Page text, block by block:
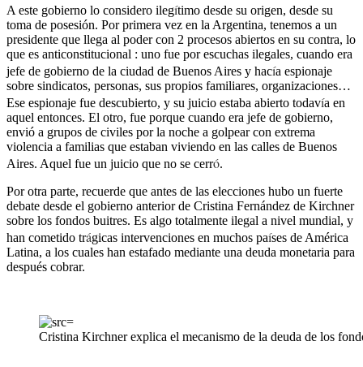
A este gobierno lo considero ilegítimo desde su origen, desde su
toma de posesión. Por primera vez en la Argentina, tenemos a un
presidente que llega al poder con 2 procesos abiertos en su contra, lo
que es anticonstitucional : uno fue por escuchas ilegales, cuando era
jefe de gobierno de la ciudad de Buenos Aires y hacía espionaje
sobre sindicatos, personas, sus propios familiares, organizaciones…
Ese espionaje fue descubierto, y su juicio estaba abierto todavía en
aquel entonces. El otro, fue porque cuando era jefe de gobierno,
envió a grupos de civiles por la noche a golpear con extrema
violencia a familias que estaban viviendo en las calles de Buenos
Aires. Aquel fue un juicio que no se cerró.
Por otra parte, recuerde que antes de las elecciones hubo un fuerte
debate desde el gobierno anterior de Cristina Fernández de Kirchner
sobre los fondos buitres. Es algo totalmente ilegal a nivel mundial, y
han cometido trágicas intervenciones en muchos países de América
Latina, a los cuales han estafado mediante una deuda monetaria para
después cobrar.
Cristina Kirchner explica el mecanismo de la deuda de los